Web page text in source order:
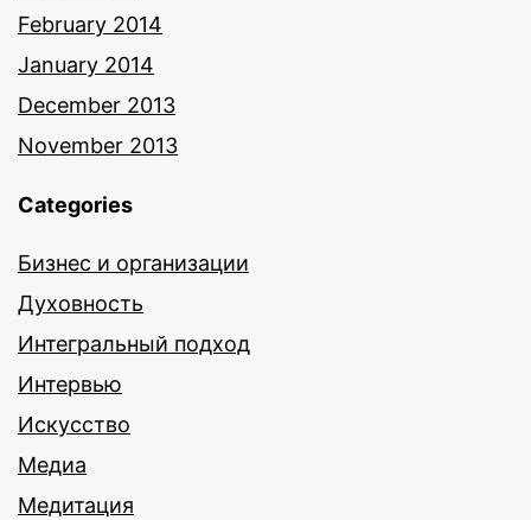
February 2014
January 2014
December 2013
November 2013
Categories
Бизнес и организации
Духовность
Интегральный подход
Интервью
Искусство
Медиа
Медитация